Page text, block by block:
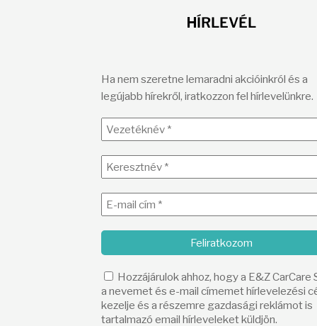
H ÍRLEVÉL
Ha nem szeretne lemaradni akcióinkról és a
legújabb hírekről, iratkozzon fel hírlevelünkre.
Hozzájárulok ahhoz, hogy a E&Z CarCare
a nevemet és e-mail címemet hírlevelezési
kezelje és a részemre gazdasági reklámot is
tartalmazó email hírleveleket küldjön.